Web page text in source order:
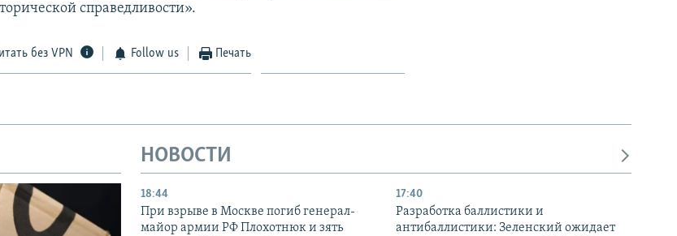
справедливости».
без VPN Follow us Печать
НОВОСТИ
18:44
При взрыве в Москве погиб генерал-
майор армии РФ Плохотнюк и зять
17:40
Разработка баллистики и
антибаллистики: Зеленский ожидает